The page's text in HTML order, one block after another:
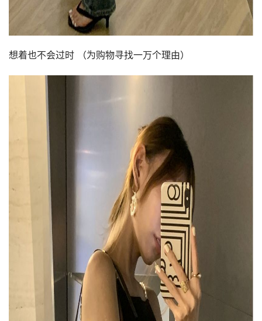
想着也不会过时 （为购物寻找一万个理由）